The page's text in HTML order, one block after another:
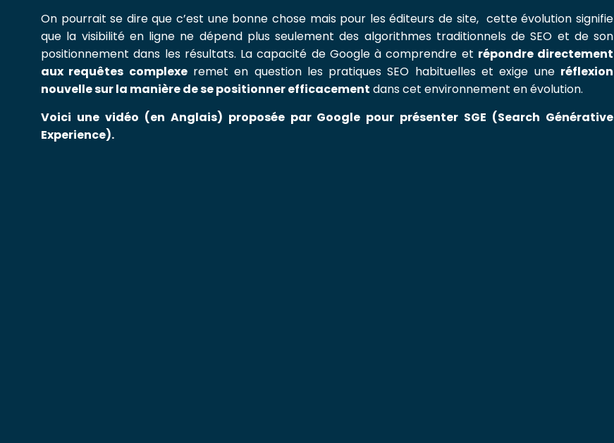
On pourrait se dire que c’est une bonne chose mais pour les éditeurs de site, cette évolution signifie
que la visibilité en ligne ne dépend plus seulement des algorithmes traditionnels de SEO et de son
positionnement dans les résultats. La capacité de Google à comprendre et répondre directement
aux requêtes complexeremet en question les pratiques SEO habituelles et exige une réflexion
nouvelle sur la manière de se positionner efficacement dans cet environnement en évolution.
Voici une vidéo (en Anglais) proposée par Google pour présenter SGE (Search Générative
Experience).